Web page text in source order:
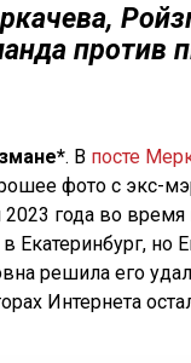
против
. В посте
фото с экс-
года во время
Екатеринбург, но
решила его
Интернета